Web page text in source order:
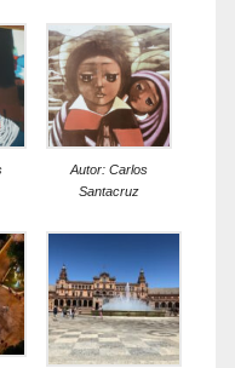
Autor: Carlos
Santacruz